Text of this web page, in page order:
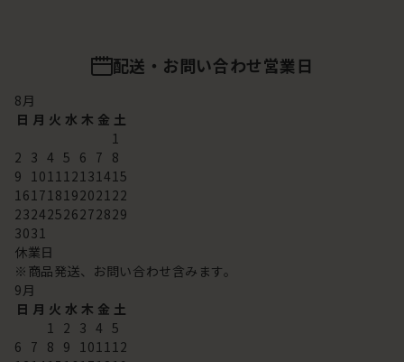
配送・お問い合わせ営業日
8月
日 月 火 水 木 金 土
1
2 3 4 5 6 7 8
9 101112131415
16171819202122
23242526272829
3031
休業日
※商品発送、お問い合わせ含みます。
9月
日 月 火 水 木 金 土
1 2 3 4 5
6 7 8 9 101112